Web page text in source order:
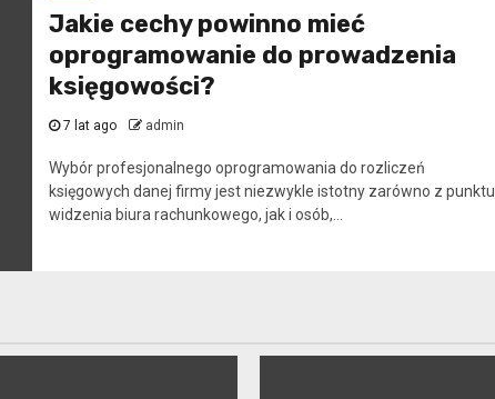
Jakie cechy powinno mieć
oprogramowanie do prowadzenia
księgowości?
7 lat ago admin
Wybór profesjonalnego oprogramowania do rozliczeń
księgowych danej firmy jest niezwykle istotny zarówno z punktu
widzenia biura rachunkowego, jak i osób,...